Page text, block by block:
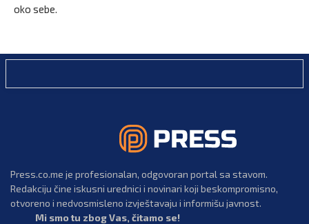
oko sebe.
Press.co.me je profesionalan, odgovoran portal sa stavom.
Redakciju čine iskusni urednici i novinari koji beskompromisno,
otvoreno i nedvosmisleno izvještavaju i informišu javnost.
Mi smo tu zbog Vas, čitamo se!